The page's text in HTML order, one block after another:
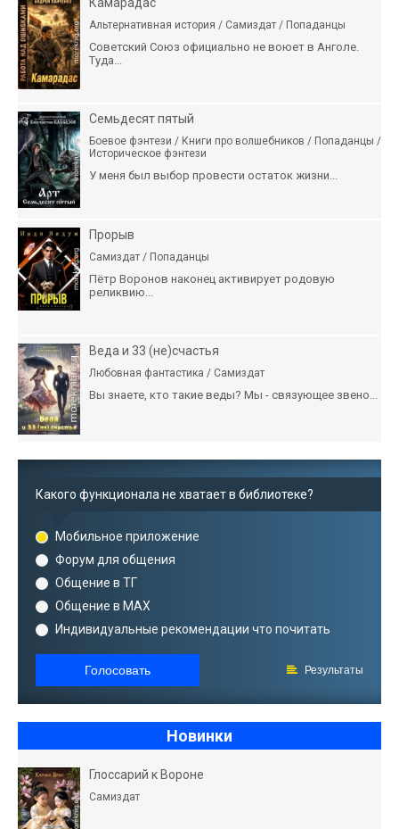
Камарадас
Альтернативная история / Самиздат / Попаданцы
Советский Союз официально не воюет в Анголе.
Туда...
Семьдесят пятый
Боевое фэнтези / Книги про волшебников / Попаданцы /
Историческое фэнтези
У меня был выбор провести остаток жизни...
Прорыв
Самиздат / Попаданцы
Пётр Воронов наконец активирует родовую
реликвию...
Веда и 33 (не)счастья
Любовная фантастика / Самиздат
Вы знаете, кто такие веды? Мы - связующее звено...
Какого функционала не хватает в библиотеке?
Мобильное приложение
Форум для общения
Общение в ТГ
Общение в MAX
Индивидуальные рекомендации что почитать
Голосовать Результаты
Новинки
Глоссарий к Вороне
Самиздат